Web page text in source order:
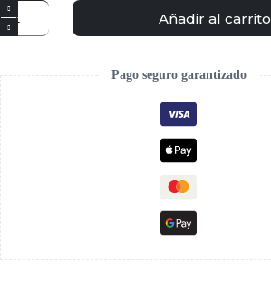
Añadir al carrito
Pago seguro garantizado